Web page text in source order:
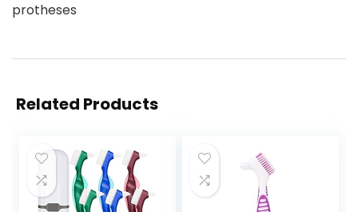
protheses
Related Products